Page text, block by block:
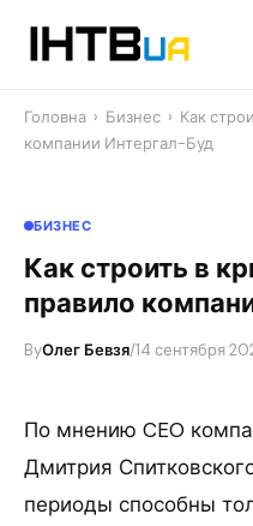
Головна › Бизнес › Как
компании Интергал-Буд
БИЗНЕС
Как строить в
правило
ByОлег Бевзя/14 сентября
По мнению CEO
Дмитрия
периоды способны